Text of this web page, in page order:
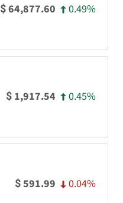
$64,877.60 0.49%
$ 1,917.54 0.45%
$591.99 0.04%